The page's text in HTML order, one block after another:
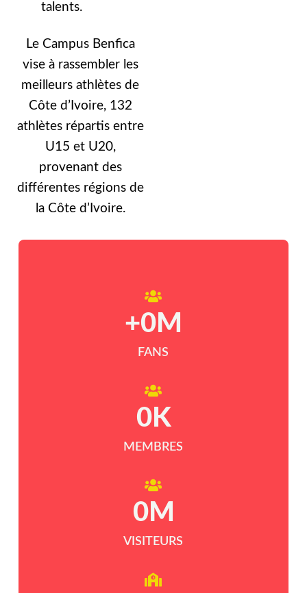
talents.
Le Campus Benfica
vise à rassembler les
meilleurs athlètes de
Côte d’Ivoire, 132
athlètes répartis entre
U15 et U20,
provenant des
différentes régions de
la Côte d’Ivoire.
FANS
+0 M
MEMBRES
0K
VISITEURS
0M